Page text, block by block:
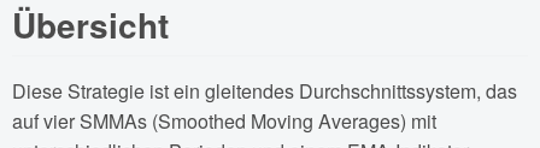
Übersicht
Diese Strategie ist ein gleitendes Durchschnittssystem, das
auf vier SMMAs (Smoothed Moving Averages) mit